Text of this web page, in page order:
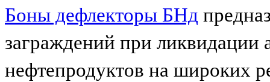
Боны дефлекторы БНд
заграждений при ликвидации
нефтепродуктов на широких